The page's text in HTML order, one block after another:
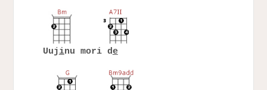
Uujinu mori de